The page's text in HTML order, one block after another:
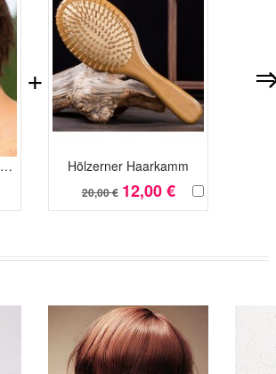
Zauberhaft Gerade Kunsthaar Moderne Kappenlos Perücke Hölzerner Haarkamm
20,00 € 12,00 €
+